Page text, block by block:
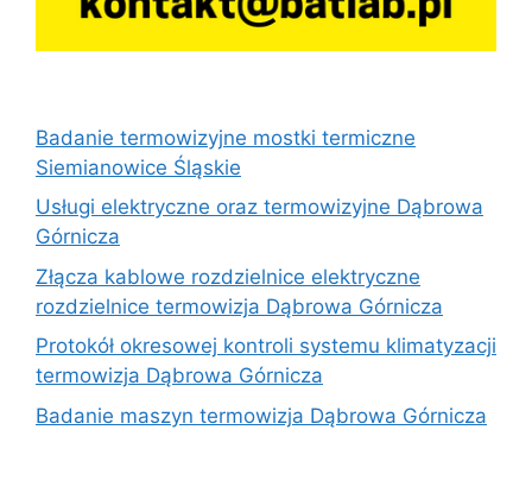
Badanie termowizyjne mostki termiczne
Siemianowice Śląskie
Usługi elektryczne oraz termowizyjne Dąbrowa
Górnicza
Złącza kablowe rozdzielnice elektryczne
rozdzielnice termowizja Dąbrowa Górnicza
Protokół okresowej kontroli systemu klimatyzacji
termowizja Dąbrowa Górnicza
Badanie maszyn termowizja Dąbrowa Górnicza